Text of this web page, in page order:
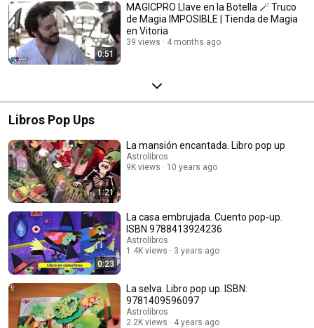
0:51
MAGICPRO Llave en la Botella 🪄 Truco
de Magia IMPOSIBLE | Tienda de Magia
en Vitoria
39 views 4 months ago
Libros Pop Ups
1:21
La mansión encantada. Libro pop up
Astrolibros
9K views
10 years ago
0:23
La casa embrujada. Cuento pop-up.
ISBN 9788413924236
Astrolibros
1.4K views
3 years ago
La selva. Libro pop up. ISBN:
9781409596097
Astrolibros
2.2K views
4 years ago